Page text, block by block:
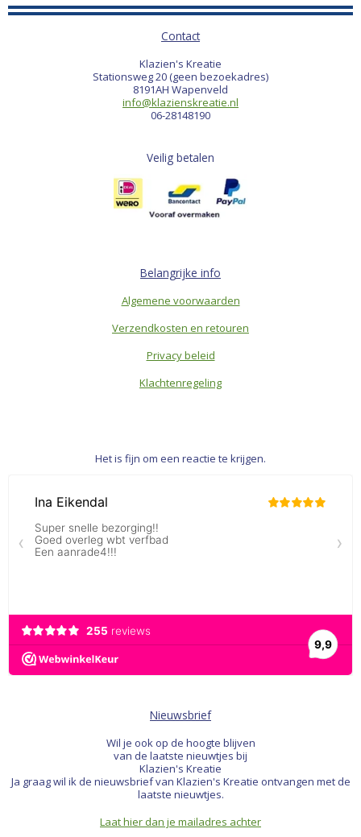
Contact
Klazien's Kreatie
Stationsweg 20 (geen bezoekadres)
8191AH Wapenveld
info@klazienskreatie.nl
06-28148190
Veilig betalen
Belangrijke info
Algemene voorwaarden
Verzendkosten en retouren
Privacy beleid
Klachtenregeling
Het is fijn om een reactie te krijgen.
Nieuwsbrief
Wil je ook op de hoogte blijven
van de laatste nieuwtjes bij
Klazien's Kreatie
Ja graag wil ik de nieuwsbrief van Klazien's Kreatie ontvangen met de
laatste nieuwtjes.
Laat hier dan je mailadres achter